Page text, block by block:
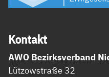
Kon­takt
AWO Bezirksverband
Lützowstraße 32